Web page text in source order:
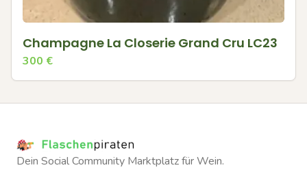
Champagne La Closerie Grand Cru LC23
300 €
Dein Social Community Marktplatz für Wein.